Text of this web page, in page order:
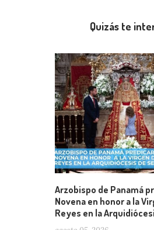
Quizás te
Arzobispo de Panamá
Novena en honor a la
Reyes en la